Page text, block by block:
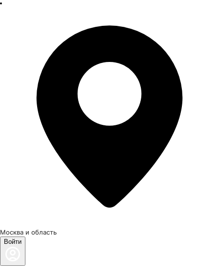
Москва и область
Войти